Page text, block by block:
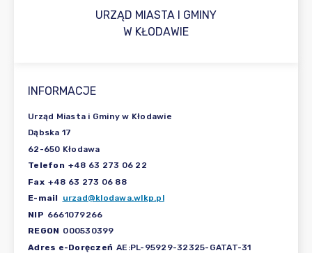
URZĄD MIASTA I GMINY
W KŁODAWIE
INFORMACJE
Urząd Miasta i Gminy w Kłodawie
Dąbska 17
62-650 Kłodawa
Telefon +48 63 273 06 22
Fax +48 63 273 06 88
E-mail
urzad@klodawa.wlkp.pl
NIP 6661079266
REGON 000530399
Adres e-Doręczeń AE:PL-95929-32325-GATAT-31